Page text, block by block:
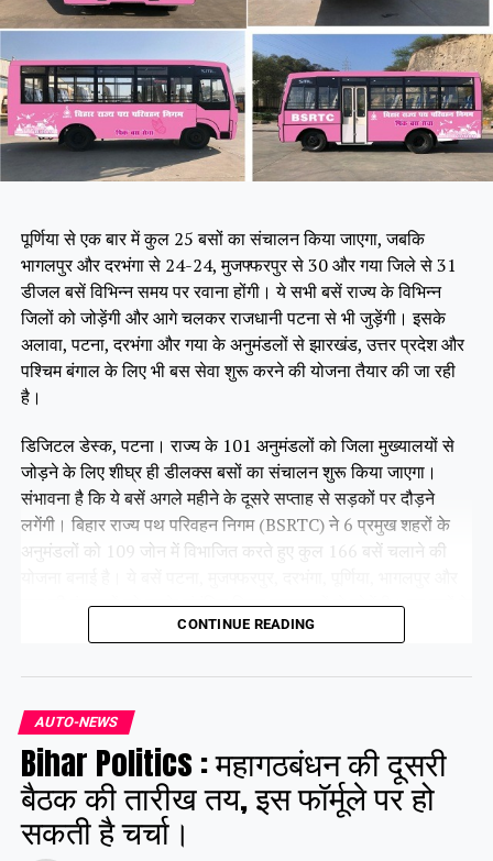
पूर्णिया से एक बार में कुल 25 बसों का संचालन किया जाएगा, जबकि
भागलपुर और दरभंगा से 24-24, मुजफ्फरपुर से 30 और गया जिले से 31
डीजल बसें विभिन्न समय पर रवाना होंगी। ये सभी बसें राज्य के विभिन्न
जिलों को जोड़ेंगी और आगे चलकर राजधानी पटना से भी जुड़ेंगी। इसके
अलावा, पटना, दरभंगा और गया के अनुमंडलों से झारखंड, उत्तर प्रदेश और
पश्चिम बंगाल के लिए भी बस सेवा शुरू करने की योजना तैयार की जा रही
है।
डिजिटल डेस्क, पटना। राज्य के 101 अनुमंडलों को जिला मुख्यालयों से
जोड़ने के लिए शीघ्र ही डीलक्स बसों का संचालन शुरू किया जाएगा।
संभावना है कि ये बसें अगले महीने के दूसरे सप्ताह से सड़कों पर दौड़ने
लगेंगी। बिहार राज्य पथ परिवहन निगम (BSRTC) ने 6 प्रमुख शहरों के
अनुमंडलों को 109 जोन में विभाजित करते हुए कुल 166 बसें चलाने की
गया की पंचायतों को उनके संबंधित जिला मुख्यालयों से जोड़ेंगी। इन बसों के
सभी रूट पहले ही तय किए जा चुके हैं। फिलहाल ये बसें परमिट प्रक्रिया में
Share this:
Facebook
Like this:
CONTINUE READING
AUTO-NEWS
Bihar Politics : महागठबंधन की दूसरी
बैठक की तारीख तय, इस फॉर्मूले पर हो
सकती है चर्चा।